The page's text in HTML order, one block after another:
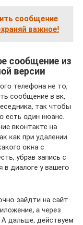
сообщение
важное!
сообщение из
версии
телефона не то,
сообщение в вк,
так чтобы
есть один нюанс.
вконтакте на
как при удалении
окна с
убрав запись с
в диалоге у вашего
зайдти на сайт
а через
А дальше, действуем